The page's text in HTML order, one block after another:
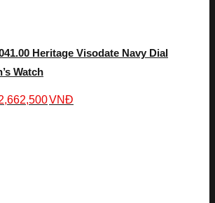
Heritage Visodate Navy Dial
Watch
VNĐ